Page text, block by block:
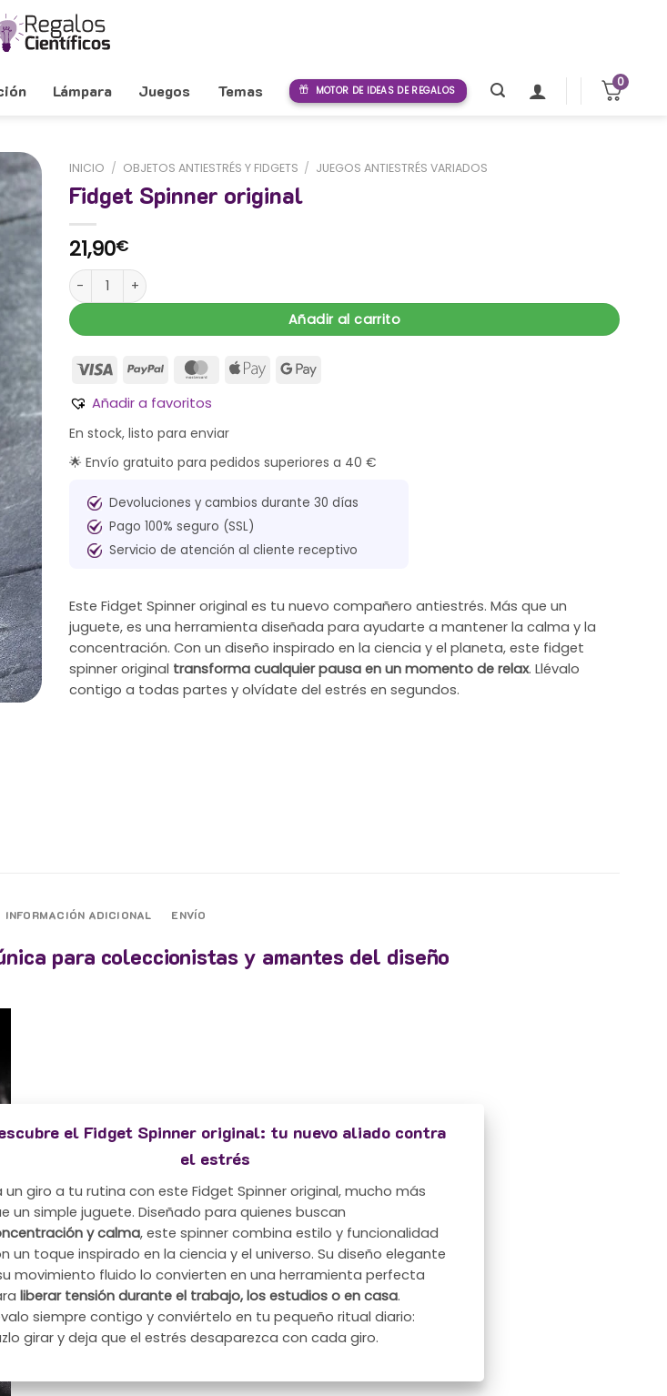
Lámpara Juegos Temas MOTOR DE IDEAS DE REGALOS
0
INICIO / OBJETOS ANTIESTRÉS Y FIDGETS / JUEGOS ANTIESTRÉS VARIADOS
Fidget Spinner original
21,90€
Fidget Spinner original cantidad
Añadir al carrito
Añadir a favoritos
En stock, listo para enviar
🌟 Envío gratuito para pedidos superiores a 40 €
Devoluciones y cambios durante 30 días
Pago 100% seguro (SSL)
Servicio de atención al cliente receptivo
Este Fidget Spinner original es tu nuevo compañero antiestrés. Más que un
juguete, es una herramienta diseñada para ayudarte a mantener la calma y la
concentración. Con un diseño inspirado en la ciencia y el planeta, este fidget
spinner original transforma cualquier pausa en un momento de relax. Llévalo
contigo a todas partes y olvídate del estrés en segundos.
INFORMACIÓN ADICIONAL ENVÍO
para coleccionistas y amantes del diseño
el Fidget Spinner original: tu nuevo aliado contra
el estrés
un giro a tu rutina con este Fidget Spinner original, mucho más
un simple juguete. Diseñado para quienes buscan
y calma, este spinner combina estilo y funcionalidad
un toque inspirado en la ciencia y el universo. Su diseño elegante
movimiento fluido lo convierten en una herramienta perfecta
liberar tensión durante el trabajo, los estudios o en casa.
siempre contigo y conviértelo en tu pequeño ritual diario:
girar y deja que el estrés desaparezca con cada giro.